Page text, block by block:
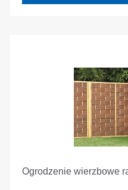
Ogrodzenie wierzbowe